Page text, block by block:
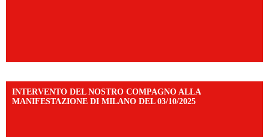
INTERVENTO DEL NOSTRO COMPAGNO ALLA
MANIFESTAZIONE DI MILANO DEL 03/10/2025